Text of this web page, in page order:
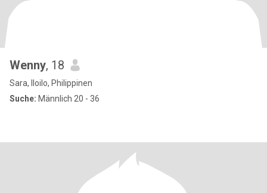
Wenny, 18
Sara, Iloilo, Philippinen
Suche: Männlich 20 - 36